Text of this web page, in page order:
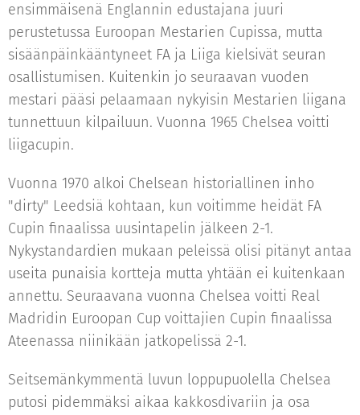
ensimmäisenä Englannin edustajana juuri
perustetussa Euroopan Mestarien Cupissa, mutta
sisäänpäinkääntyneet FA ja Liiga kielsivät seuran
osallistumisen. Kuitenkin jo seuraavan vuoden
mestari pääsi pelaamaan nykyisin Mestarien liigana
tunnettuun kilpailuun. Vuonna 1965 Chelsea voitti
liigacupin.
Vuonna 1970 alkoi Chelsean historiallinen inho
"dirty" Leedsiä kohtaan, kun voitimme heidät FA
Cupin finaalissa uusintapelin jälkeen 2-1.
Nykystandardien mukaan peleissä olisi pitänyt antaa
useita punaisia kortteja mutta yhtään ei kuitenkaan
annettu. Seuraavana vuonna Chelsea voitti Real
Madridin Euroopan Cup voittajien Cupin finaalissa
Ateenassa niinikään jatkopelissä 2-1.
Seitsemänkymmentä luvun loppupuolella Chelsea
putosi pidemmäksi aikaa kakkosdivariin ja osa